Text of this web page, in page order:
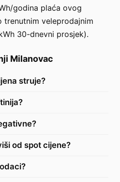
godina plaća ovog
trenutnim veleprodajnim
30-dnevni prosjek).
Milanovac
struje?
od spot cijene?